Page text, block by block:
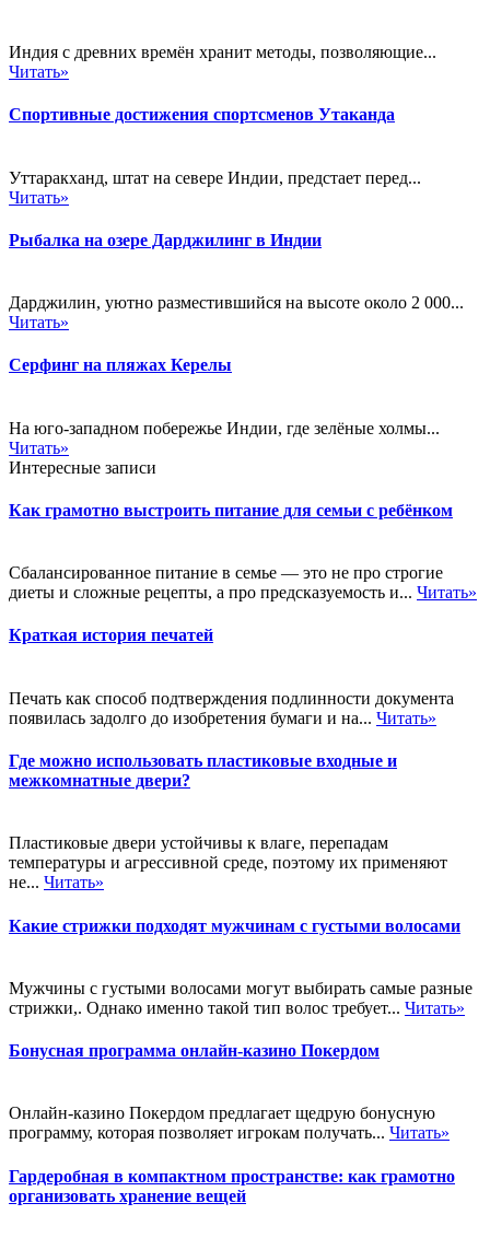
Индия с древних времён хранит методы, позволяющие...
Читать»
Спортивные достижения спортсменов Утаканда
Уттаракханд, штат на севере Индии, предстает перед...
Читать»
Рыбалка на озере Дарджилинг в Индии
Дарджилин, уютно разместившийся на высоте около 2 000...
Читать»
Серфинг на пляжах Керелы
На юго-западном побережье Индии, где зелёные холмы...
Читать»
Интересные записи
Как грамотно выстроить питание для семьи с ребёнком
Сбалансированное питание в семье — это не про строгие
диеты и сложные рецепты, а про предсказуемость и... Читать»
Краткая история печатей
Печать как способ подтверждения подлинности документа
появилась задолго до изобретения бумаги и на... Читать»
Где можно использовать пластиковые входные и
межкомнатные двери?
Пластиковые двери устойчивы к влаге, перепадам
температуры и агрессивной среде, поэтому их применяют
не... Читать»
Какие стрижки подходят мужчинам с густыми волосами
Мужчины с густыми волосами могут выбирать самые разные
стрижки,. Однако именно такой тип волос требует... Читать»
Бонусная программа онлайн-казино Покердом
Онлайн-казино Покердом предлагает щедрую бонусную
программу, которая позволяет игрокам получать... Читать»
Гардеробная в компактном пространстве: как грамотно
организовать хранение вещей